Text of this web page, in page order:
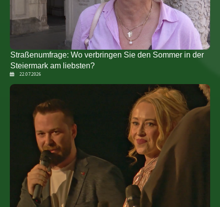
Straßenumfrage: Wo verbringen Sie den Sommer in der
Steiermark am liebsten?
22.07.2026